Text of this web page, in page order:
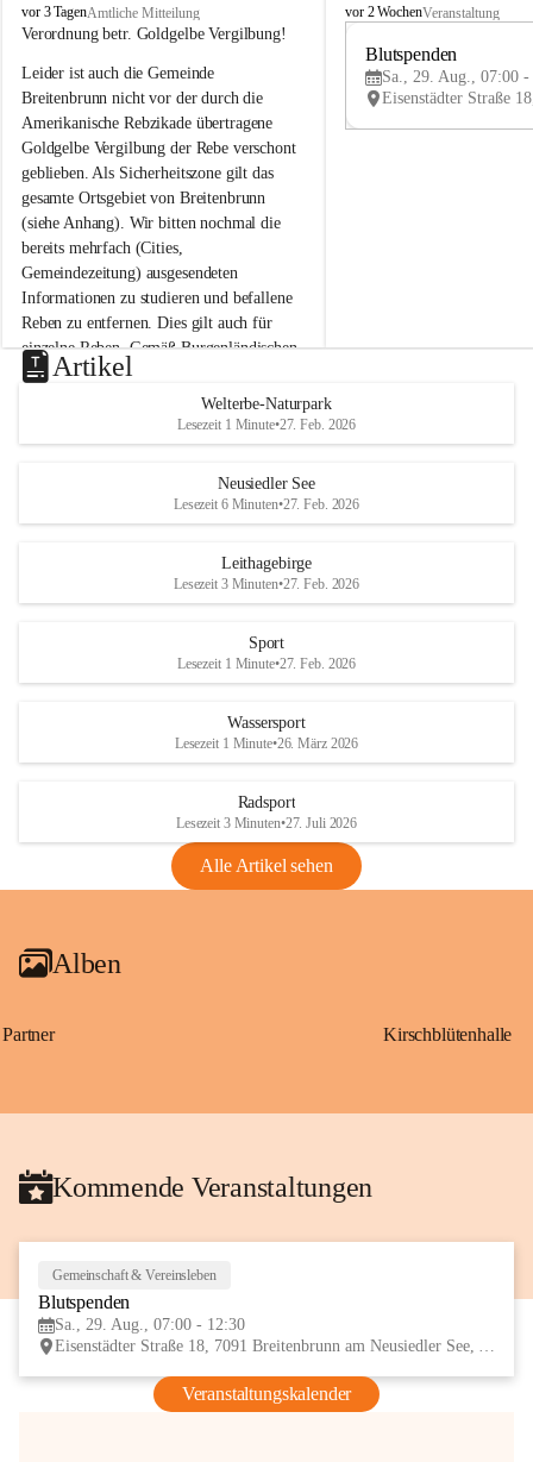
B
r
i
t
e
n
b
r
u
n
n
a
m
N
e
u
s
d
S
vor 3 TagenAmtliche Mitteilung
Verordnung betr. Goldgelbe Vergilbung!
Leider ist auch die Gemeinde
Breitenbrunn nicht vor der durch die
Amerikanische Rebzikade übertragene
Goldgelbe Vergilbung der Rebe verschont
geblieben. Als Sicherheitszone gilt das
gesamte Ortsgebiet von Breitenbrunn
(siehe Anhang). Wir bitten nochmal die
bereits mehrfach (Cities,
Gemeindezeitung) ausgesendeten
Informationen zu studieren und befallene
Reben zu entfernen. Dies gilt auch für
einzelne Reben. Gemäß Burgenländischen
Weinbaugesetz sind nicht gepflegte oder
unzulässige Weingärten zu roden! Bitte
helfen wir zusammen um unsere Winzer
vor den prognostizierten Ernteausfällen
und den daraus folgenden wirtschaftlichen
Maßnahmen zur Bekämpfung
Rebe und der Amerikanischen
Anhang VBl. EU Nr. 18
1 Seite•1,4 MB
VBl. EU Nr. 18_2026
B
e
u
e
d
r
S
vor 2 WochenVeranstaltung
Blutspenden
Sa., 29. Aug., 07:00 -
Artikel
Welterbe-Naturpark
Lesezeit 1 Minute•27. Feb. 2026
Neusiedler See
Lesezeit 6 Minuten•27. Feb. 2026
Leithagebirge
Lesezeit 3 Minuten•27. Feb. 2026
Sport
Lesezeit 1 Minute•27. Feb. 2026
Wassersport
Lesezeit 1 Minute•26. März 2026
Radsport
Lesezeit 3 Minuten•27. Juli 2026
Alle Artikel sehen
Alben
Partner Kirschblütenhalle
Kommende Veranstaltungen
Gemeinschaft & Vereinsleben
Blutspenden
Sa., 29. Aug., 07:00 - 12:30
Eisenstädter Straße 18, 7091 Breitenbrunn am Neusiedler See, AUT
Veranstaltungskalender